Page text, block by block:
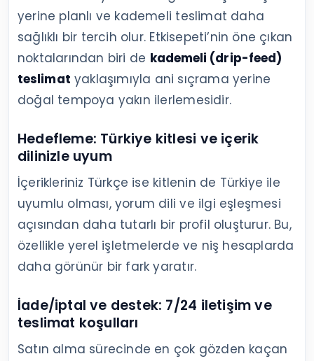
yerine planlı ve kademeli teslimat daha
sağlıklı bir tercih olur. Etkisepeti’nin öne çıkan
noktalarından biri de kademeli (drip-feed)
teslimat yaklaşımıyla ani sıçrama yerine
doğal tempoya yakın ilerlemesidir.
Hedefleme: Türkiye kitlesi ve içerik
dilinizle uyum
İçerikleriniz Türkçe ise kitlenin de Türkiye ile
uyumlu olması, yorum dili ve ilgi eşleşmesi
açısından daha tutarlı bir profil oluşturur. Bu,
özellikle yerel işletmelerde ve niş hesaplarda
daha görünür bir fark yaratır.
İade/iptal ve destek: 7/24 iletişim ve
teslimat koşulları
Satın alma sürecinde en çok gözden kaçan